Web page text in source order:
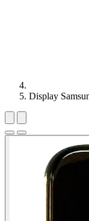
Display